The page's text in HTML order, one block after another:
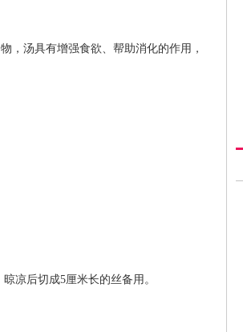
，汤具有增强食欲、帮助消化的作用，
凉后切成5厘米长的丝备用。